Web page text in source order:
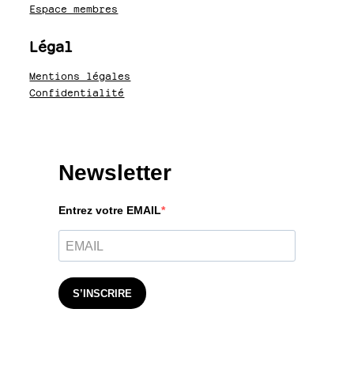
Espace membres
Légal
Mentions légales
Confidentialité
Newsletter
Entrez votre EMAIL
S’INSCRIRE